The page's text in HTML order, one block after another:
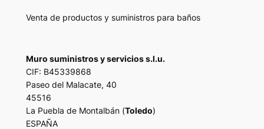
Venta de productos y suministros para baños
Muro suministros y servicios s.l.u.
CIF: B45339868
Paseo del Malacate, 40
45516
La Puebla de Montalbán (Toledo)
ESPAÑA